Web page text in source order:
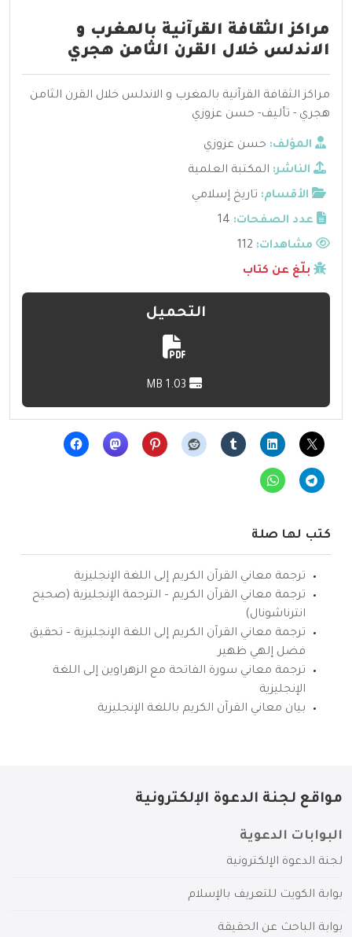
مراكز الثقافة القرآنية بالمغرب و
الاندلس خلال القرن الثامن هجري
مراكز الثقافة القرآنية بالمغرب و الاندلس خلال القرن الثامن
هجري - تأليف- حسن عزوزي
المؤلف: حسن عزوزي
الناشر: المكتبة العلمية
الأقسام: تاريخ إسلامي
عدد الصفحات: 14
مشاهدات:
بلّغ عن كتاب
التحميل
كتب لها صلة
ترجمة معاني القرآن الكريم إلى اللغة الإنجليزية
ترجمة معاني القرآن الكريم – الترجمة الإنجليزية (صحيح
انترناشونال)
ترجمة معاني القرآن الكريم إلى اللغة الإنجليزية – تحقيق
فضل إلهي ظهير
ترجمة معاني سورة الفاتحة مع الزهراوين إلى اللغة
الإنجليزية
بيان معاني القرآن الكريم باللغة الإنجليزية
مواقع لجنة الدعوة الإلكترونية
البوابات الدعوية
لجنة الدعوة الإلكترونية
بوابة الكويت للتعريف بالإسلام
بوابة الباحث عن الحقيقة